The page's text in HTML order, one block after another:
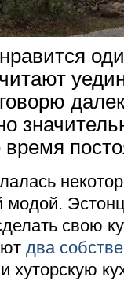
модой.
свою
два
хуторскую